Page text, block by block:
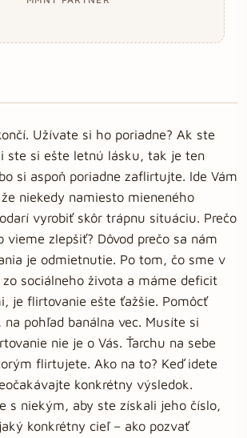
Užívate si ho poriadne? Ak ste
ste si ešte letnú lásku, tak je ten
si aspoň poriadne zaflirtujte. Ide Vám
niekedy namiesto mieneného
vyrobiť skôr trápnu situáciu. Prečo
zlepšiť? Dôvod prečo sa nám
je odmietnutie. Po tom, čo sme v
sociálneho života a máme deficit
je flirtovanie ešte ťažšie. Pomôcť
na pohľad banálna vec. Musíte si
nie je o Vás. Ťarchu na sebe
flirtujete. Ako na to? Keď idete
konkrétny výsledok.
s niekým, aby ste získali jeho číslo,
konkrétny cieľ – ako pozvať